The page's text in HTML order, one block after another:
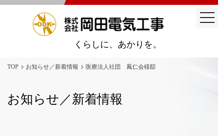
くらしに、あかりを。
TOP お知らせ／新着情報 医療法人社団 鳳仁会様邸
お知らせ／新着情報